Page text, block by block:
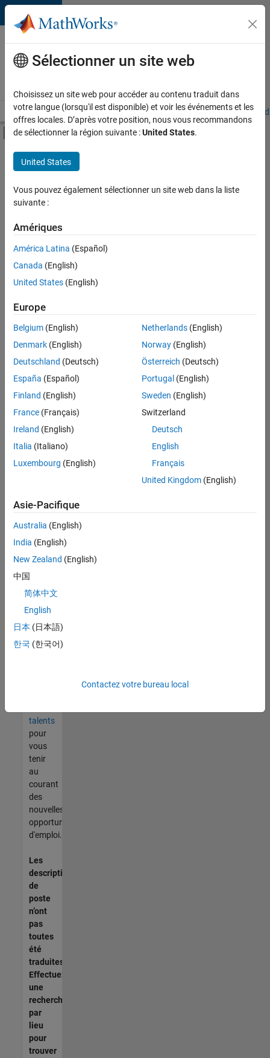
Passer au contenu
Votre
carrière
chez
Accueil Explorer nos opportunités Adresses de nos bureaux
Activer/désactiver l'affichage du menu
Contenu principal
FILTRER PAR
Technologies de l’information
Infrastructure et architecture
Développement de produits
Actuellement,
aucune
offre
d'emploi
correspondant
à vos
critères
de
recherche.
Vous
pouvez
élargir
votre
recherche
ou
afficher
l’ensemble
d'emploi.
malgré
tout
vous
trouvez
pas
d'offre
corresponde
à vos
talents
pour
vous
tenir
au
courant
des
nouvelles
opportunités
d'emploi.
Les
descriptions
de
poste
n’ont
pas
toutes
été
traduites.
Effectuez
une
recherche
par
lieu
pour
trouver
Sélectionner un site web
Choisissez un site web pour accéder au contenu traduit dans
votre langue (lorsqu'il est disponible) et voir les événements et les
offres locales. D’après votre position, nous vous recommandons
de sélectionner la région suivante :United States.
United States
Vous pouvez également sélectionner un site web dans la liste
suivante :
Amériques
América Latina (Español)
Canada (English)
United States (English)
Europe
Belgium (English)
Denmark (English)
Deutschland (Deutsch)
España (Español)
Finland (English)
France (Français)
Ireland (English)
Italia (Italiano)
Luxembourg (English)
Netherlands(English)
Norway(English)
Österreich (Deutsch)
Portugal (English)
Sweden (English)
Switzerland
Deutsch
English
Français
United Kingdom(English)
Asie-Pacifique
Australia (English)
India (English)
New Zealand (English)
中国
简体中文
English
日本 (日本語)
한국 (한국어)
Contactez votre bureau local